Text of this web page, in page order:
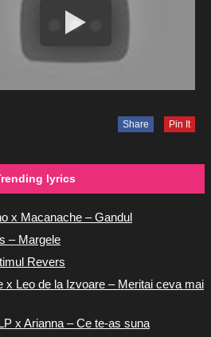
Share Pin It
lyrics
x Macanache – Gandul
– Margele
Revers
x Leo de la Izvoare – Meritai ceva mai
x Arianna – Ce te-as suna